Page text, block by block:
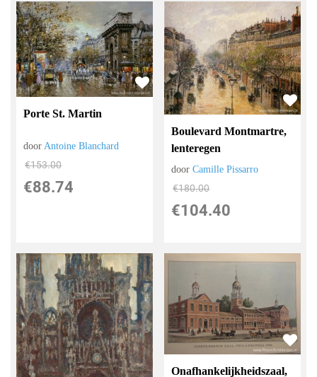
Porte St. Martin
door Antoine Blanchard
€153.00
€88.74
Boulevard Montmartre,
lenteregen
doorCamille Pissarro
€180.00
€104.40
Onafhankelijkheidszaal,